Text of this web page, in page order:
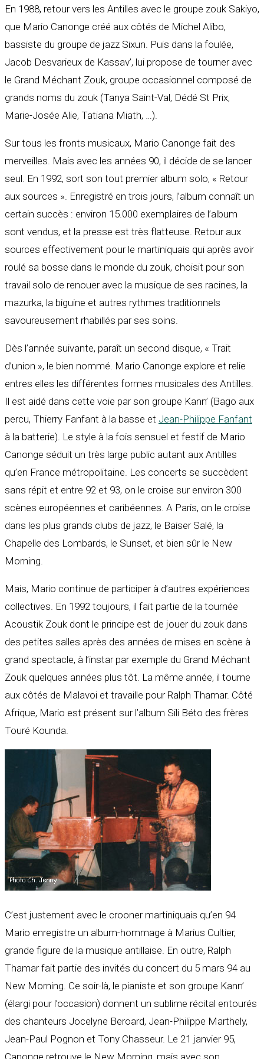
En 1988, retour vers les Antilles avec le groupe zouk Sakiyo,
que Mario Canonge créé aux côtés de Michel Alibo,
bassiste du groupe de jazz Sixun. Puis dans la foulée,
Jacob Desvarieux de Kassav’, lui propose de tourner avec
le Grand Méchant Zouk, groupe occasionnel composé de
grands noms du zouk (Tanya Saint-Val, Dédé St Prix,
Marie-Josée Alie, Tatiana Miath, …).
Sur tous les fronts musicaux, Mario Canonge fait des
merveilles. Mais avec les années 90, il décide de se lancer
seul. En 1992, sort son tout premier album solo, « Retour
aux sources ». Enregistré en trois jours, l’album connaît un
certain succès : environ 15.000 exemplaires de l’album
sont vendus, et la presse est très flatteuse. Retour aux
sources effectivement pour le martiniquais qui après avoir
roulé sa bosse dans le monde du zouk, choisit pour son
travail solo de renouer avec la musique de ses racines, la
mazurka, la biguine et autres rythmes traditionnels
savoureusement rhabillés par ses soins.
Dès l’année suivante, paraît un second disque, « Trait
d’union », le bien nommé. Mario Canonge explore et relie
entres elles les différentes formes musicales des Antilles.
Il est aidé dans cette voie par son groupe Kann’ (Bago aux
percu, Thierry Fanfant à la basse et Jean-Philippe Fanfant
à la batterie). Le style à la fois sensuel et festif de Mario
Canonge séduit un très large public autant aux Antilles
qu’en France métropolitaine. Les concerts se succèdent
sans répit et entre 92 et 93, on le croise sur environ 300
scènes européennes et caribéennes. A Paris, on le croise
dans les plus grands clubs de jazz, le Baiser Salé, la
Chapelle des Lombards, le Sunset, et bien sûr le New
Morning.
Mais, Mario continue de participer à d’autres expériences
collectives. En 1992 toujours, il fait partie de la tournée
Acoustik Zouk dont le principe est de jouer du zouk dans
des petites salles après des années de mises en scène à
grand spectacle, à l’instar par exemple du Grand Méchant
Zouk quelques années plus tôt. La même année, il tourne
aux côtés de Malavoi et travaille pour Ralph Thamar. Côté
Afrique, Mario est présent sur l’album Sili Béto des frères
Touré Kounda.
C’est justement avec le crooner martiniquais qu’en 94
Mario enregistre un album-hommage à Marius Cultier,
grande figure de la musique antillaise. En outre, Ralph
Thamar fait partie des invités du concert du 5 mars 94 au
New Morning. Ce soir-là, le pianiste et son groupe Kann’
(élargi pour l’occasion) donnent un sublime récital entourés
des chanteurs Jocelyne Beroard, Jean-Philippe Marthely,
Jean-Paul Pognon et Tony Chasseur. Le 21 janvier 95,